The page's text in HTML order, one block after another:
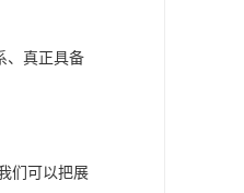
、真正具备
们可以把展